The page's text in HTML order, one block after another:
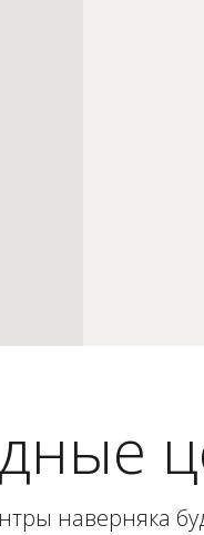
наверняка